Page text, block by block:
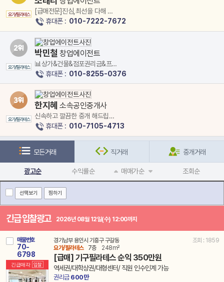
요가/필라테스
[급매전문]진심,최선을 다해 도
와드리겠습니다.
휴대폰 : 010-7222-7672
요가/필라테스
박민철창업에이전트
📊상가&건물&점포권리금&프랜
차이즈 계약전문
휴대폰 : 010-8255-0376
요가/필라테스
한지혜소속공인중개사
신속하고 깔끔한 중개 해드립니
다. 휴대폰 : 010-7105-4713
모든거래 직거래 중개거래
광고순 수익률순 매매가순 조회순
선택보기 찜하기
긴급 입찰광고 2026년 08월 12일(수) 12:00까지
매물번호
70-
6798
긴급매각 입찰
경기남부 용인시 기흥구 구갈동
조회 : 1859
요가/필라테스
7층 248m²
[급매] 기구필라테스 순익 350만원
역세권/대학상권/대형센터/ 직원 인수인계 가능
권리금600만